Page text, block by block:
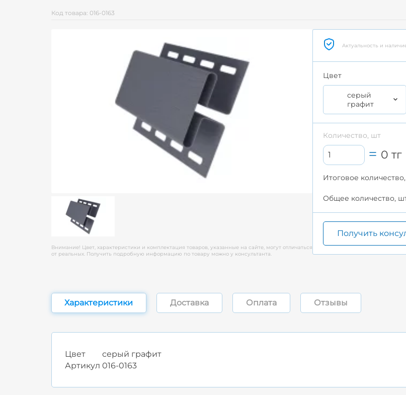
Код товара: 016-0163
Внимание! Цвет, характеристики и комплектация товаров, указанные на сайте, могут отличаться
от реальных. Получить подробную информацию по товару можно у консультанта.
Актуальность и
Цвет
серый
графит
Количество, шт
0 тг
Итоговое
Общее количество,
Получить
Характеристики Доставка Оплата Отзывы
Цвет
серый графит
Артикул 016-0163